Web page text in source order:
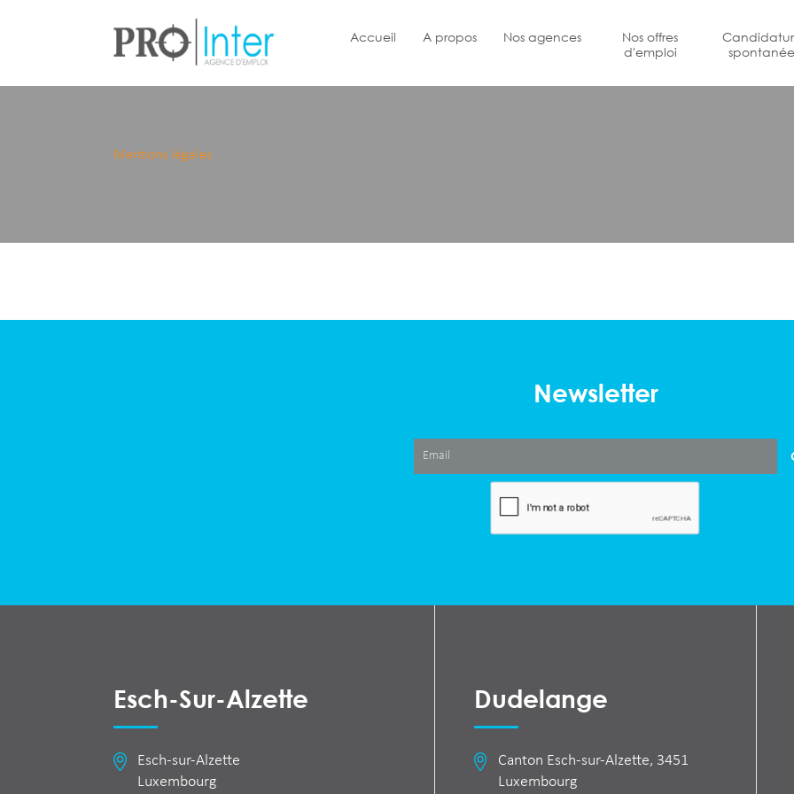
Accueil A propos Nos agences
Nos offres
d'emploi
spontanée
Mentions légales
Newsletter
Esch-Sur-Alzette
Esch-sur-Alzette
Luxembourg
Dudelange
Canton Esch-sur-Alzette, 3451
Luxembourg